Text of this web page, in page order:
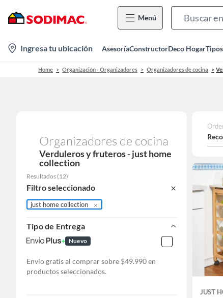
Menú
location-
icon
Ingresa tu ubicación AsesoríaConstructorDeco Hogar
Home Organización - Organizadores Organizadores de cocina
Organizadores de cocina
Verduleros y fruteros - just home
collection
Resultados (12)
Filtro seleccionado
just home collection
Tipo de Entrega
Nuevo
Envío gratis al comprar sobre $49.990 en
productos seleccionados.
JUST